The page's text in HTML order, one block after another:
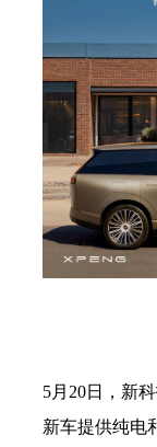
5月20日，新
新车提供纯电